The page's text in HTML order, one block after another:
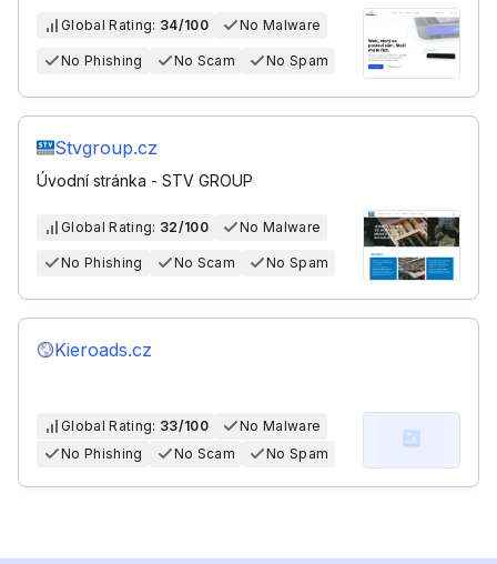
Global Rating: 34/100 No Malware
No Phishing No Scam No Spam
Stvgroup.cz
Úvodní stránka - STV GROUP
Global Rating: 32/100 No Malware
No Phishing No Scam No Spam
Kieroads.cz
Global Rating: 33/100
No Malware
No Phishing
No Scam No Spam